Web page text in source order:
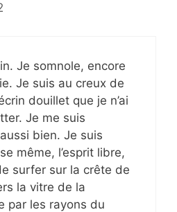
Je somnole, encore
Je suis au creux de
douillet que je n’ai
Je me suis
bien. Je suis
même, l’esprit libre,
surfer sur la crête de
la vitre de la
par les rayons du